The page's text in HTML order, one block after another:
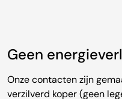
Geen
Onze contacten zijn
verzilverd koper (geen